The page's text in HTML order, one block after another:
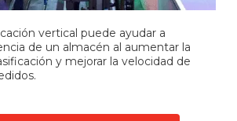
vertical puede ayudar a
de un almacén al aumentar la
y mejorar la velocidad de